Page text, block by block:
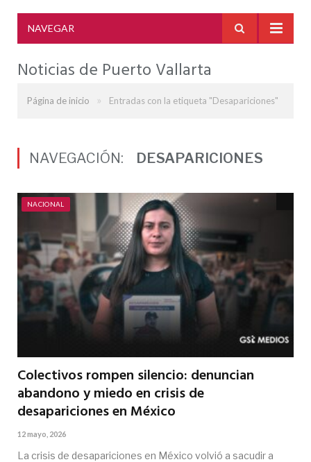
NAVEGAR
Noticias de Puerto Vallarta
Página de inicio » Entradas con la etiqueta "Desapariciones"
NAVEGACIÓN: DESAPARICIONES
NACIONAL
Colectivos rompen silencio: denuncian
abandono y miedo en crisis de
desapariciones en México
12 mayo, 2026
La crisis de desapariciones en México volvió a sacudir a